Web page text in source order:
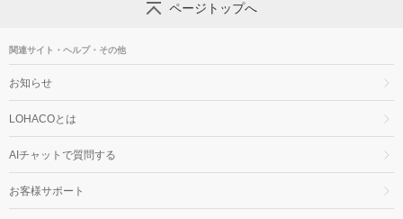
ページトップへ
関連サイト・ヘルプ・その他
お知らせ
LOHACOとは
AIチャットで質問する
お客様サポート